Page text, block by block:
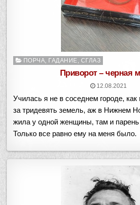
Опубликовано
ПОРЧА, ГАДАНИЕ, СГЛАЗ
Приворот – черная
12.08.2021
Училась я не в соседнем городе, как
за тридевять земель, аж в Нижнем
жила у одной женщины, там и
Только все равно ему на меня было.